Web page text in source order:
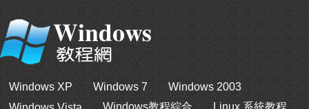
Windows XP Windows 7
Windows 2003
Windows教程綜合
Linux 系統教程